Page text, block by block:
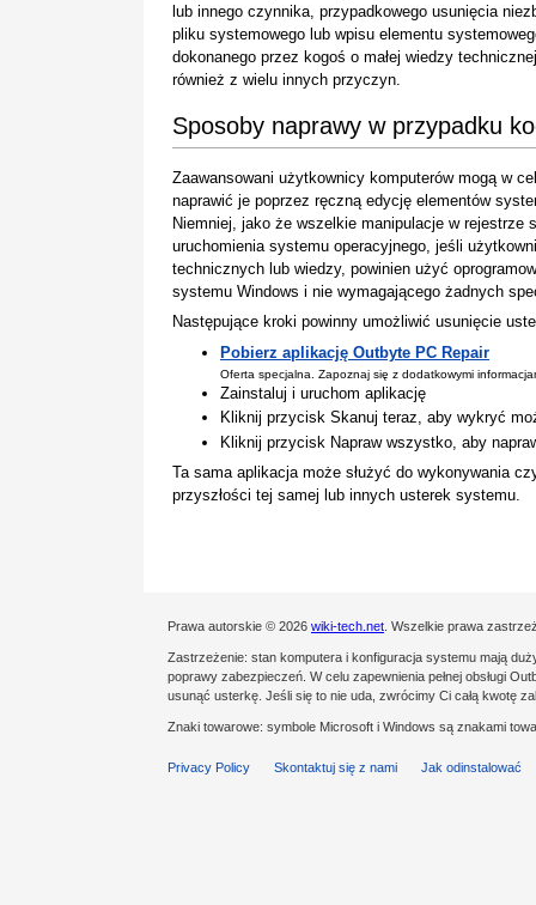
lub innego czynnika, przypadkowego usunięcia
pliku systemowego lub wpisu elementu
dokonanego przez kogoś o małej wiedzy
również z wielu innych przyczyn.
Sposoby naprawy w przypadku
Zaawansowani użytkownicy komputerów mogą w
naprawić je poprzez ręczną edycję elementów
Niemniej, jako że wszelkie manipulacje w
uruchomienia systemu operacyjnego, jeśli
technicznych lub wiedzy, powinien użyć
systemu Windows i nie wymagającego żadnych
Następujące kroki powinny umożliwić usunięcie
Pobierz aplikację Outbyte PC Repair
Oferta specjalna. Zapoznaj się z dodatkowymi
Zainstaluj i uruchom aplikację
Kliknij przycisk Skanuj teraz, aby wykryć
Kliknij przycisk Napraw wszystko, aby
Ta sama aplikacja może służyć do wykonywania
przyszłości tej samej lub innych usterek systemu.
Prawa autorskie © 2026 wiki-tech.net . Wszelkie prawa
Zastrzeżenie: stan komputera i konfiguracja systemu mają
poprawy zabezpieczeń. W celu zapewnienia pełnej obsługi
usunąć usterkę. Jeśli się to nie uda, zwrócimy Ci całą kwotę
Znaki towarowe: symbole Microsoft i Windows są znakami
Privacy Policy Skontaktuj się z nami Jak odinstalować